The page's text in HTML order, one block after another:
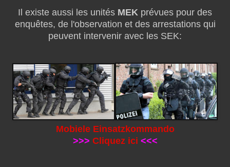
Il existe aussi les unités MEK prévues pour des
enquêtes, de l'observation et des arrestations qui
peuvent intervenir avec les SEK:
Mobiele Einsatzkommando
>>> Cliquez ici <<<